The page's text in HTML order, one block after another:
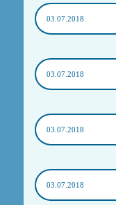
03.07.2018
03.07.2018
03.07.2018
03.07.2018